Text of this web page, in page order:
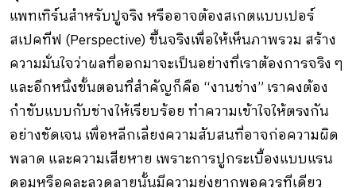
แพทเทิร์นสำหรับปูจริง หรืออาจต้องสเกตแบบเปอร์
สเปคทีฟ (Perspective) ขึ้นจริงเพื่อให้เห็นภาพรวม สร้าง
ความมั่นใจว่าผลที่ออกมาจะเป็นอย่างที่เราต้องการจริง ๆ
และอีกหนึ่งขั้นตอนที่สำคัญก็คือ “งานช่าง” เราคงต้อง
กำชับแบบกับช่างให้เรียบร้อย ทำความเข้าใจให้ตรงกัน
อย่างชัดเจน เพื่อหลีกเลี่ยงความสับสนที่อาจก่อความผิด
พลาด และความเสียหาย เพราะการปูกระเบื้องแบบแรน
ดอมหรือคละลวดลายนั้นมีความยุ่งยากพอควรทีเดียว